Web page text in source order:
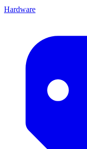
Hardware